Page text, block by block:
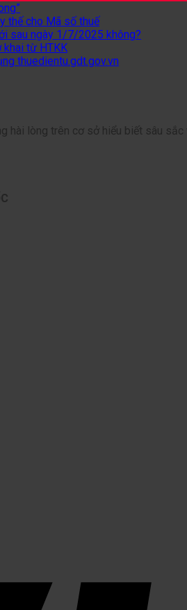
thế cho Mã số thuế
sau ngày 1/7/2025 không?
từ HTKK
thuedientu.gdt.gov.vn
hài lòng trên cơ sở hiểu biết sâu